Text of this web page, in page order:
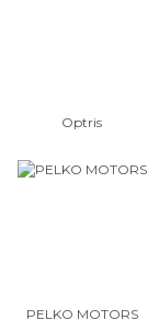
Optris
PELKO MOTORS